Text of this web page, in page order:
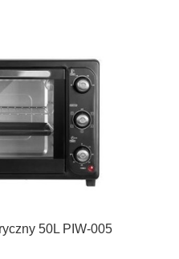
50L PIW-005